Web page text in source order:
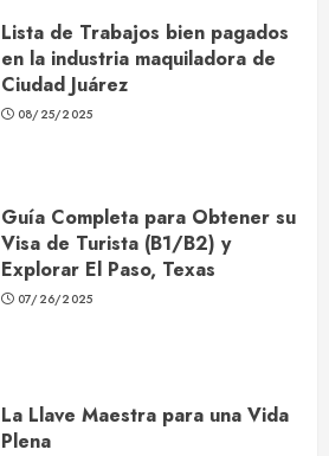
Lista de Trabajos bien pagados
en la industria maquiladora de
Ciudad Juárez
08/25/2025
Guía Completa para Obtener su
Visa de Turista (B1/B2) y
Explorar El Paso, Texas
07/26/2025
La Llave Maestra para una Vida
Plena